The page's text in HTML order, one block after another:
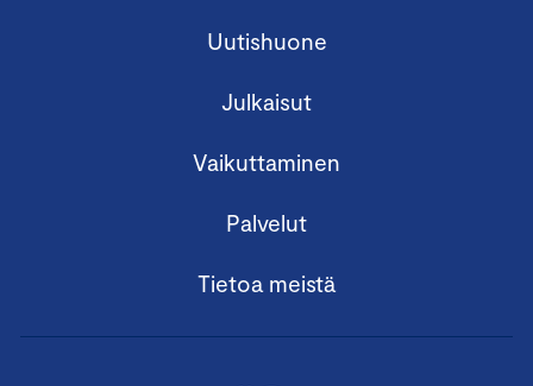
Uutishuone
Julkaisut
Vaikuttaminen
Palvelut
Tietoa meistä